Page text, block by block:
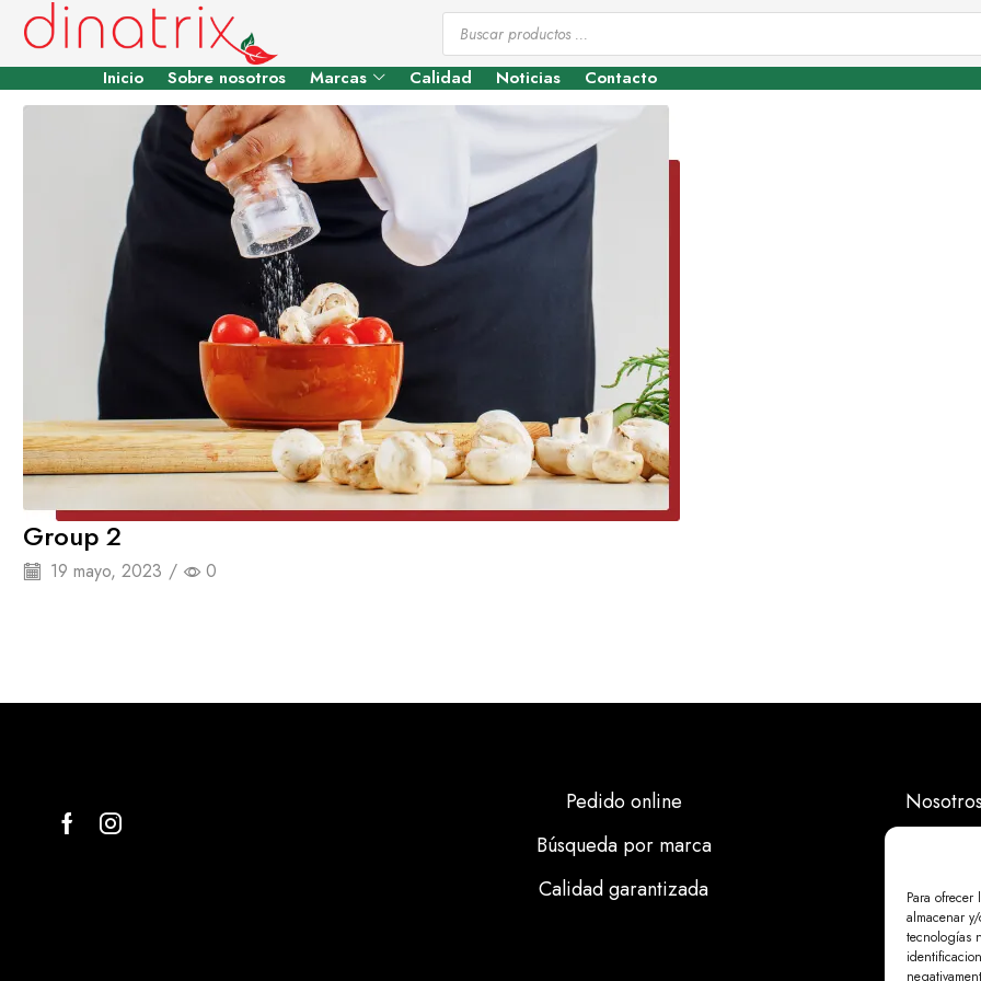
Para
almacenar
tecnologías
Inicio Sobre nosotros Marcas Calidad Noticias Contacto
Group 2
19 mayo, 2023 / 0
Pedido online
Búsqueda por marca
Calidad garantizada
Calidad
Noticias